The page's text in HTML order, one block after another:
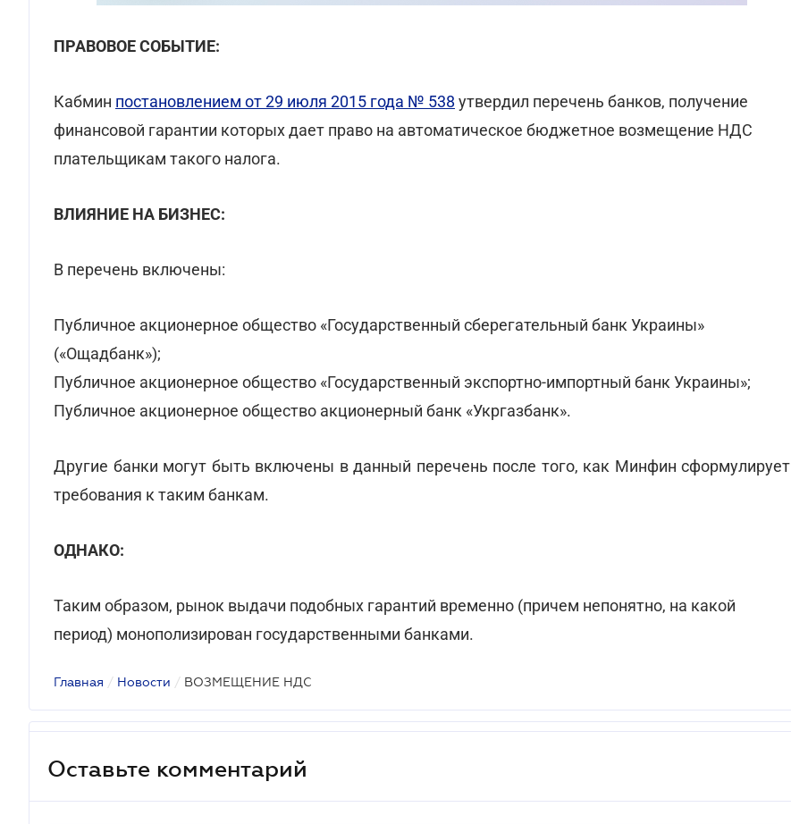
ПРАВОВОЕ СОБЫТИЕ:
Кабмин постановлением от 29 июля 2015 года № 538 утвердил перечень банков, получение
финансовой гарантии которых дает право на автоматическое бюджетное возмещение НДС
плательщикам такого налога.
ВЛИЯНИЕ НА БИЗНЕС:
В перечень включены:
Публичное акционерное общество «Государственный сберегательный банк Украины»
(«Ощадбанк»);
Публичное акционерное общество «Государственный экспортно-импортный банк Украины»;
Публичное акционерное общество акционерный банк «Укргазбанк».
Другие банки могут быть включены в данный перечень после того, как Минфин сформулирует
требования к таким банкам.
ОДНАКО:
Таким образом, рынок выдачи подобных гарантий временно (причем непонятно, на какой
период) монополизирован государственными банками.
Главная / Новости / ВОЗМЕЩЕНИЕ НДС
Оставьте комментарий